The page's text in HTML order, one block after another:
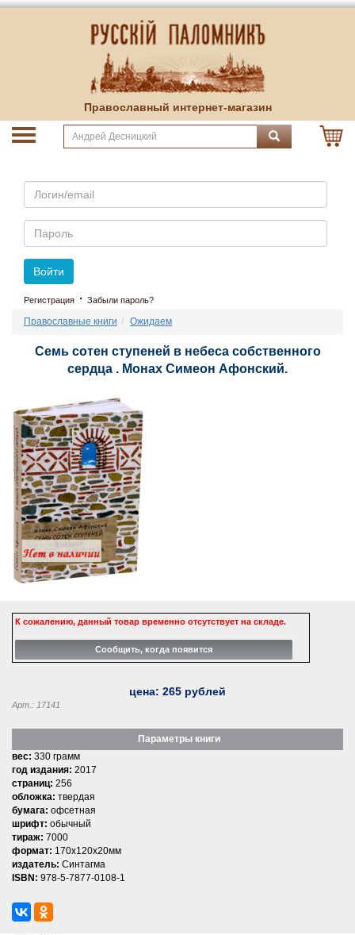
Православный интернет-магазин
Email
Пароль
Войти
Регистрация · Забыли пароль?
Православные книги Ожидаем
Семь сотен ступеней в небеса собственного
сердца . Монах Симеон Афонский.
К сожалению, данный товар временно отсутствует на складе.
цена: 265 рублей
Арт.: 17141
Параметры книги
вес: 330 грамм
год издания: 2017
страниц: 256
обложка: твердая
бумага: офсетная
шрифт: обычный
тираж: 7000
формат: 170x120x20мм
издатель: Синтагма
ISBN: 978-5-7877-0108-1